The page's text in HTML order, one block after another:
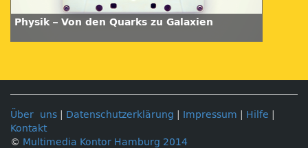
Physik – Von den Quarks zu Galaxien
Über uns Datenschutzerklärung Impressum Hilfe
Kontakt
© Multimedia Kontor Hamburg 2014